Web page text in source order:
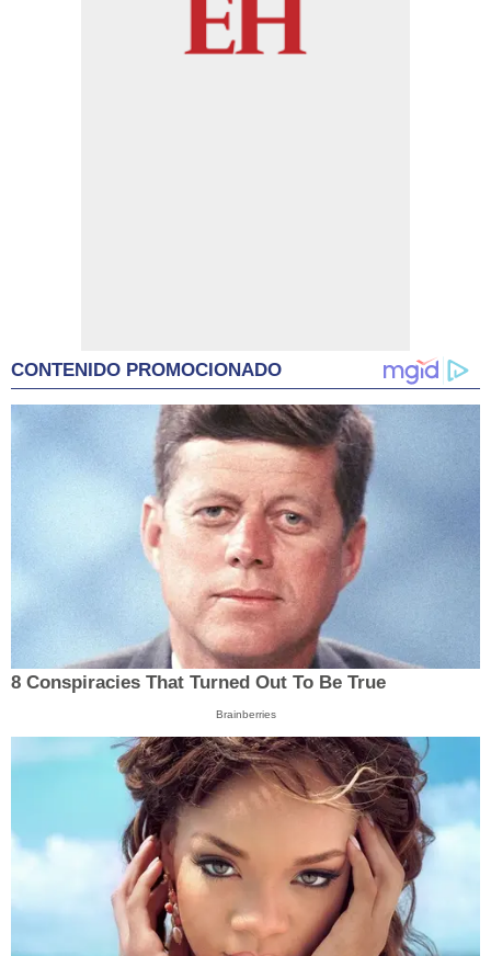
CONTENIDO PROMOCIONADO
8 Conspiracies That Turned Out To Be True
Brainberries